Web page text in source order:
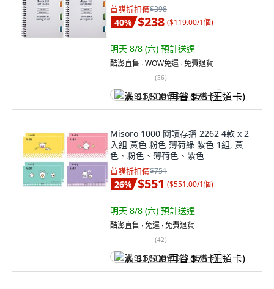
首購折扣價$398
40% $238 ($119.00/1個)
明天 8/8 (六) 預計送達
酷澎直售 ∙ WOW免運 ∙ 免費退貨
(56)
满 $1,500 再省 $75 (王道卡)
Misoro 1000 閱讀存摺 2262 4款 x 2
入組 黃色 粉色 薄荷綠 紫色 1組, 黃
色、粉色、薄荷色、紫色
首購折扣價$751
26% $551 ($551.00/1個)
明天 8/8 (六) 預計送達
酷澎直售 ∙ 免運 ∙ 免費退貨
(42)
满 $1,500 再省 $75 (王道卡)